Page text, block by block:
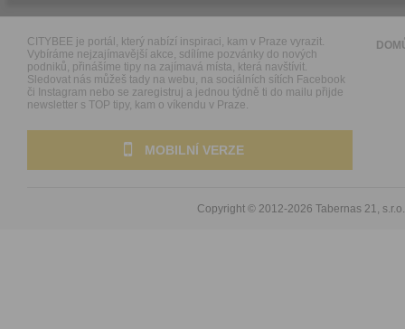
CITYBEE je portál, který nabízí inspiraci, kam v Praze vyrazit.
Vybíráme nejzajímavější akce, sdílíme pozvánky do nových
podniků, přinášíme tipy na zajímavá místa, která navštívit.
Sledovat nás můžeš tady na webu, na sociálních sítích Facebook
či Instagram nebo se zaregistruj a jednou týdně ti do mailu přijde
newsletter s TOP tipy, kam o víkendu v Praze.
MOBILNÍ VERZE
Copyright © 2012-2026 Tabernas 21, s.r.o.